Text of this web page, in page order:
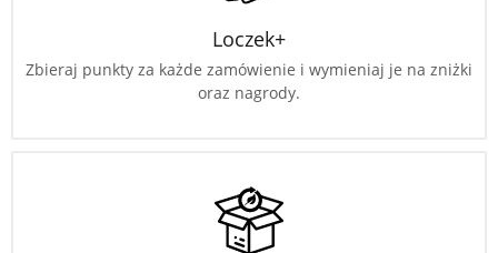
Loczek+
Zbieraj punkty za każde zamówienie i wymieniaj je na zniżki
oraz nagrody.